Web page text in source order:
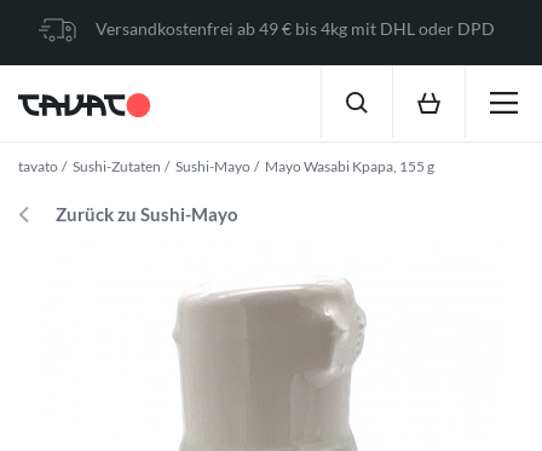
Versandkostenfrei ab 49 € bis 4kg mit DHL oder DPD
tavato Sushi-Zutaten Sushi-Mayo Mayo Wasabi Kpapa, 155 g
Zurück zu Sushi-Mayo